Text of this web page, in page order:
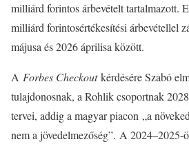
milliárd forintos árbevételt tartalmazott.
milliárd forintosértékesítési árbevétellel
májusa és 2026 áprilisa között.
A Forbes Checkoutkérdésére Szabó
tulajdonosnak, a Rohlik csoportnak
tervei, addig a magyar piacon „a
nem a jövedelmezőség”. A 2024–2025-